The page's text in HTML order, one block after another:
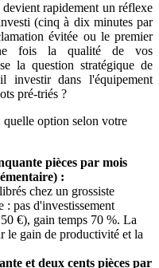
rapidement un réflexe
(cinq à dix minutes par
évitée ou le premier
fois la qualité de vos
la question stratégique de
investir dans l'équipement
pré-triés ?
option selon votre
pièces par mois
:
chez un grossiste
: pas d'investissement
€), gain temps 70 %. La
le gain de productivité et la
et deux cents pièces par